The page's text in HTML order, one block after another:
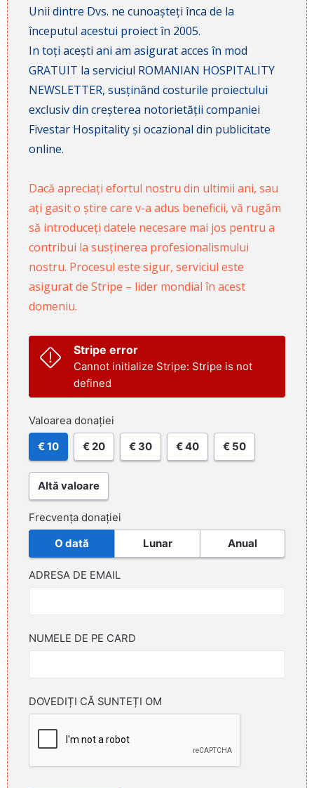
Unii dintre Dvs. ne cunoașteți înca de la
începutul acestui proiect în 2005.
In toți acești ani am asigurat acces în mod
GRATUIT la serviciul ROMANIAN HOSPITALITY
NEWSLETTER, susținând costurile proiectului
exclusiv din creșterea notorietății companiei
Fivestar Hospitality și ocazional din publicitate
online.
Dacă apreciați efortul nostru din ultimii ani, sau
ați gasit o știre care v-a adus beneficii, vă rugăm
să introduceți datele necesare mai jos pentru a
contribui la susținerea profesionalismului
nostru. Procesul este sigur, serviciul este
asigurat de Stripe – lider mondial în acest
domeniu.
Stripe error
Cannot initialize Stripe: Stripe is not
defined
Valoarea donației
€ 10 € 20 € 30 € 40 € 50
Altă valoare
Frecvența donației
O dată Lunar Anual
ADRESA DE EMAIL
NUMELE DE PE CARD
DOVEDIȚI CĂ SUNTEȚI OM